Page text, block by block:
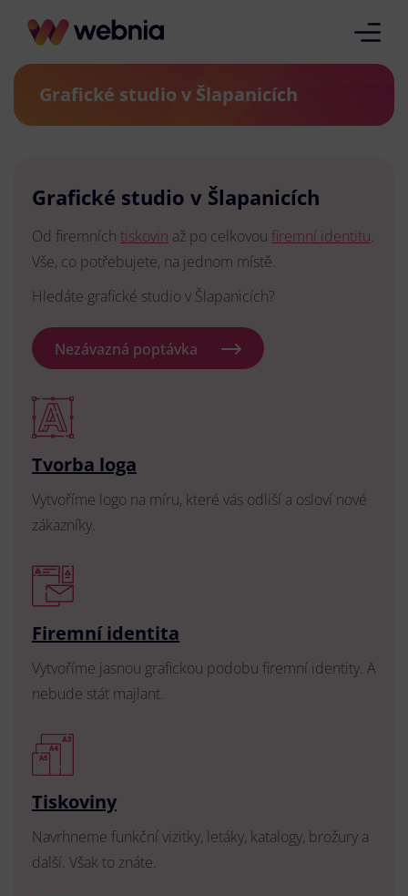
Grafické studio v Šlapanicích
Grafické studio v Šlapanicích
Od firemních tiskovin až po celkovou firemní identitu.
Vše, co potřebujete, na jednom místě.
Hledáte grafické studio v Šlapanicích?
Nezávazná poptávka
Tvorba loga
Vytvoříme logo na míru, které vás odliší a osloví nové
zákazníky.
Firemní identita
Vytvoříme jasnou grafickou podobu firemní identity. A
nebude stát majlant.
Tiskoviny
Navrhneme funkční vizitky, letáky, katalogy, brožury a
další. Však to znáte.